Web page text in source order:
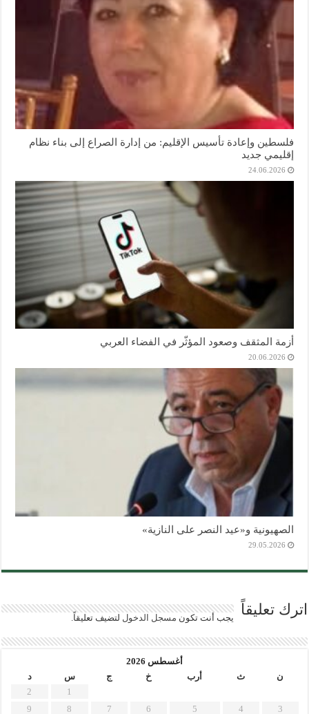
فلسطين وإعادة تأسيس الإقليم: من إدارة الصراع إلى بناء نظام
إقليمي جديد
24.06.2026
أزمة المثقف وصعود المؤثّر في الفضاء العربي
20.06.2026
الصهيونية و«عيد النصر على النازية»
29.05.2026
اترك تعليقاً يجب أنت تكون مسجل الدخول لتضيف تعليقاً.
أغسطس 2026
ن
ث أرب خ ج س
د
1
2
3
4
5
6
7
8
9